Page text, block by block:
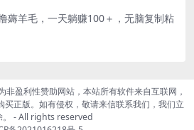
薅羊毛，一天躺赚100＋，无脑复制粘
非盈利性赞助网站，本站所有软件来自互联网，
买正版。如有侵权，敬请来信联系我们，我们立
- All rights reserved